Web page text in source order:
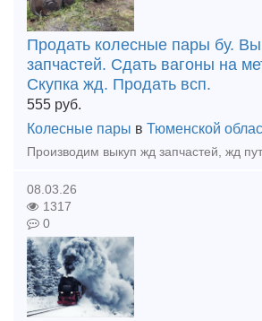
Продать колесные пары бу.
запчастей. Сдать вагоны на
Скупка жд. Продать всп.
555 руб.
Колесные пары в Тюменской
08.03.26
1317
0